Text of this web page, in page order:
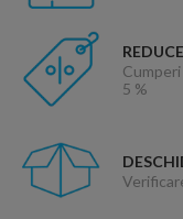
5 %